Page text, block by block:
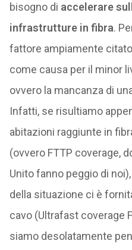
bisogno di accelerare
infrastrutture in fibra.
fattore ampiamente
come causa per il minor
ovvero la mancanza di
Infatti, se risultiamo
abitazioni raggiunte in
(ovvero FTTP coverage,
Unito fanno peggio di
della situazione ci è
cavo (Ultrafast coverage
siamo desolatamente